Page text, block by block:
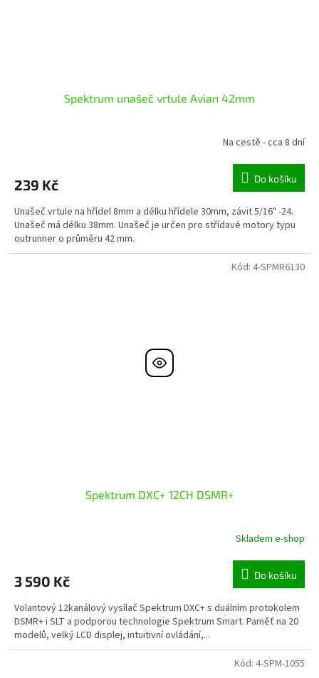
Spektrum unašeč vrtule Avian 42mm
Na cestě - cca 8 dní
239 Kč Do košíku
Unašeč vrtule na hřídel 8mm a délku hřídele 30mm, závit 5/16" -24.
Unašeč má délku 38mm. Unašeč je určen pro střídavé motory typu
outrunner o průměru 42 mm.
Spektrum DXC+ 12CH DSMR+
Skladem e-shop
3 590 Kč Do košíku
Volantový 12kanálový vysílač Spektrum DXC+ s duálním protokolem
DSMR+ i SLT a podporou technologie Spektrum Smart. Paměť na 20
modelů, velký LCD displej, intuitivní ovládání,...
Kód: 4-SPMR6130
Kód: 4-SPM-1055